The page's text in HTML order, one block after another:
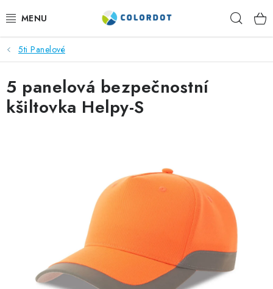
na
REKLAMNÍ TEXTIL
REKLAMNÍ PŘEDMĚTY
ČEPICE A DOPLŇKY
DIGITÁLNÍ TISK
5ti Panelové
5 panelová bezpečnostní
kšiltovka Helpy-S